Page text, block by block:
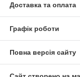
Доставка та оплата
Графік роботи
Повна версія сайту